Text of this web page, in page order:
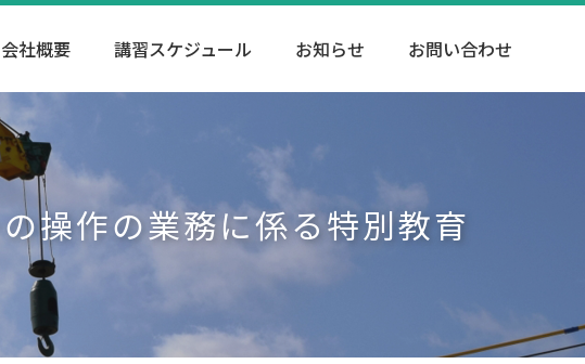
会社概要 講習スケジュール お知らせ お問い合わせ
操作の業務に係る特別教育